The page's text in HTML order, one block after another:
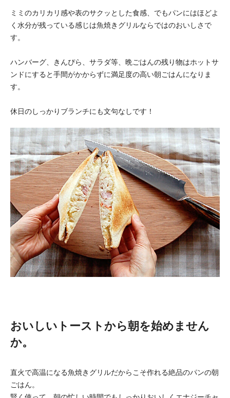
ミミのカリカリ感や表のサクッとした食感、でもパンにはほどよ
く水分が残っている感じは魚焼きグリルならではのおいしさで
す。
ハンバーグ、きんぴら、サラダ等、晩ごはんの残り物はホットサ
ンドにすると手間がかからずに満足度の高い朝ごはんになりま
す。
休日のしっかりブランチにも文句なしです！
おいしいトーストから朝を始めません
か。
直火で高温になる魚焼きグリルだからこそ作れる絶品のパンの朝
ごはん。